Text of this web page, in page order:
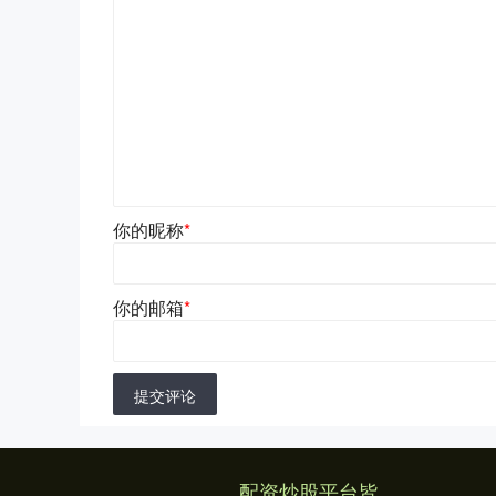
你的昵称*
你的邮箱*
提交评论